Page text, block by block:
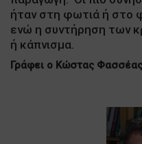
ήταν στη φωτιά ή στο
ενώ η συντήρηση των
ή κάπνισμα.
Γράφει ο Κώστας